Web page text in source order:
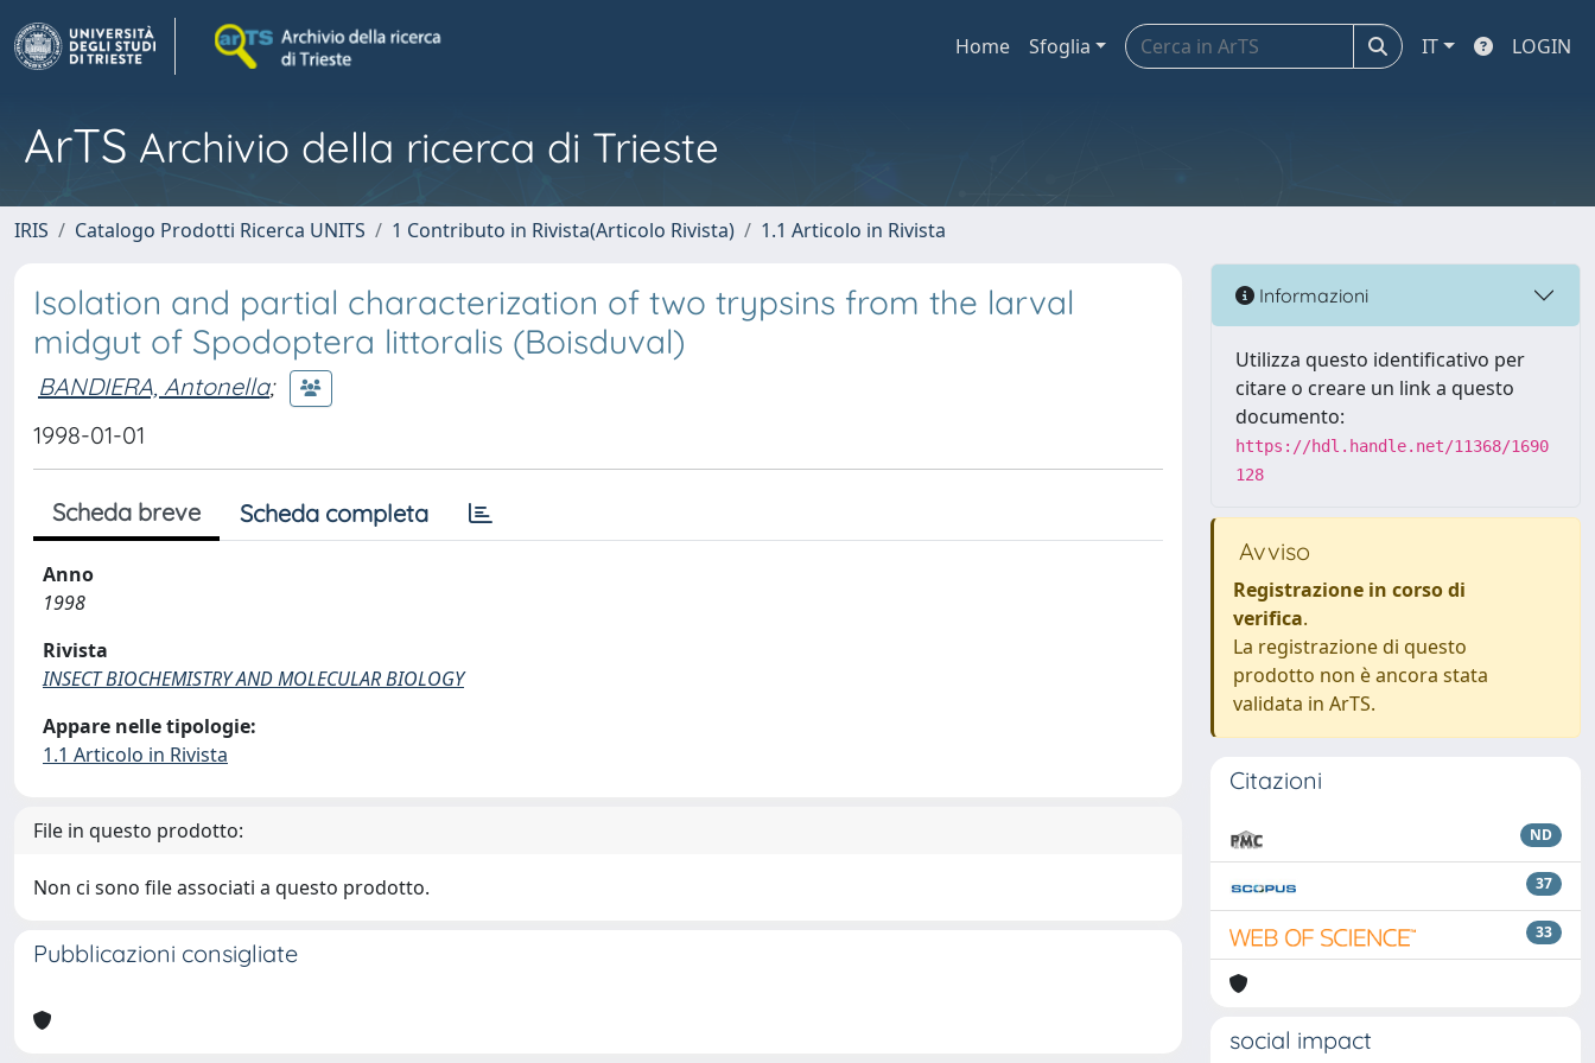
Home Sfoglia IT LOGIN
ArTS Archivio della ricerca di Trieste
IRIS Catalogo Prodotti Ricerca UNITS 1 Contributo in Rivista(Articolo Rivista) 1.1 Articolo in Rivista
Isolation and partial characterization of two trypsins from the larval
midgut of Spodoptera littoralis (Boisduval)
BANDIERA, Antonella;
1998-01-01
Scheda breve Scheda completa
Anno
1998
Rivista
INSECT BIOCHEMISTRY AND MOLECULAR BIOLOGY
Appare nelle tipologie:
1.1 Articolo in Rivista
File in questo prodotto:
Non ci sono file associati a questo prodotto.
Pubblicazioni consigliate
Informazioni
Utilizza questo identificativo per
citare o creare un link a questo
documento:
https://hdl.handle.net/11368/1690
128
Avviso
Registrazione in corso di
verifica.
La registrazione di questo
prodotto non è ancora stata
validata in ArTS.
Citazioni
ND
37
33
social impact